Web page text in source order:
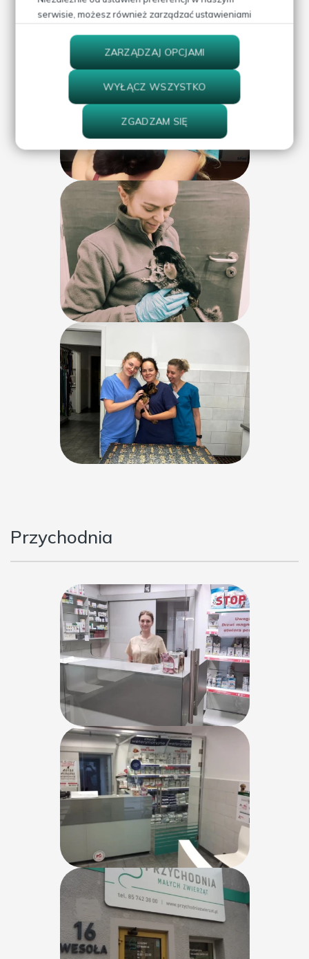
serwisie, możesz również zarządzać ustawieniami
przetwarzaniu danych znajdziesz w
ZARZĄDZAJ OPCJAMI
WYŁĄCZ WSZYSTKO
ZGADZAM SIĘ
Przychodnia